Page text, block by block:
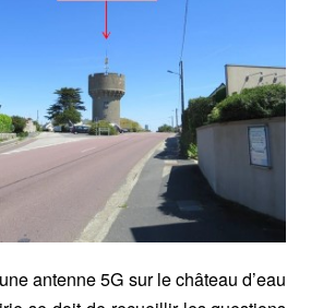
antenne 5G sur le château d’eau